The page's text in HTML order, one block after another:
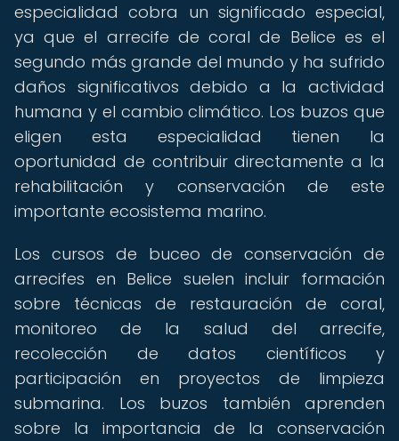
especialidad cobra un significado especial,
ya que el arrecife de coral de Belice es el
segundo más grande del mundo y ha sufrido
daños significativos debido a la actividad
humana y el cambio climático. Los buzos que
eligen esta especialidad tienen la
oportunidad de contribuir directamente a la
rehabilitación y conservación de este
importante ecosistema marino.
Los cursos de buceo de conservación de
arrecifes en Belice suelen incluir formación
sobre técnicas de restauración de coral,
monitoreo de la salud del arrecife,
recolección de datos científicos y
participación en proyectos de limpieza
submarina. Los buzos también aprenden
sobre la importancia de la conservación